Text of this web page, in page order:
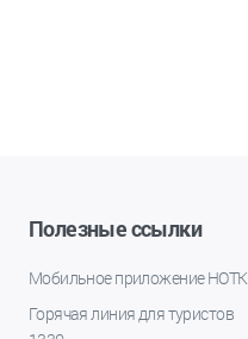
Полезные ссылки
Мобильное приложение НОТК
Горячая линия для туристов